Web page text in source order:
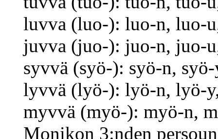
luvva (luo-): luo-n, luo-
juvva (juo-): juo-n, juo-
syvvä (syö-): syö-n,
lyvvä (lyö-): lyö-n, lyö-
myvvä (myö-): myö-n,
Monikon 3:nden